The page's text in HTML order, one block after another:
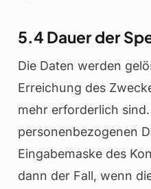
5.4 Dauer der
Die Daten werden
Erreichung des
mehr erforderlich
personenbezogenen
Eingabemaske des
dann der Fall, wenn